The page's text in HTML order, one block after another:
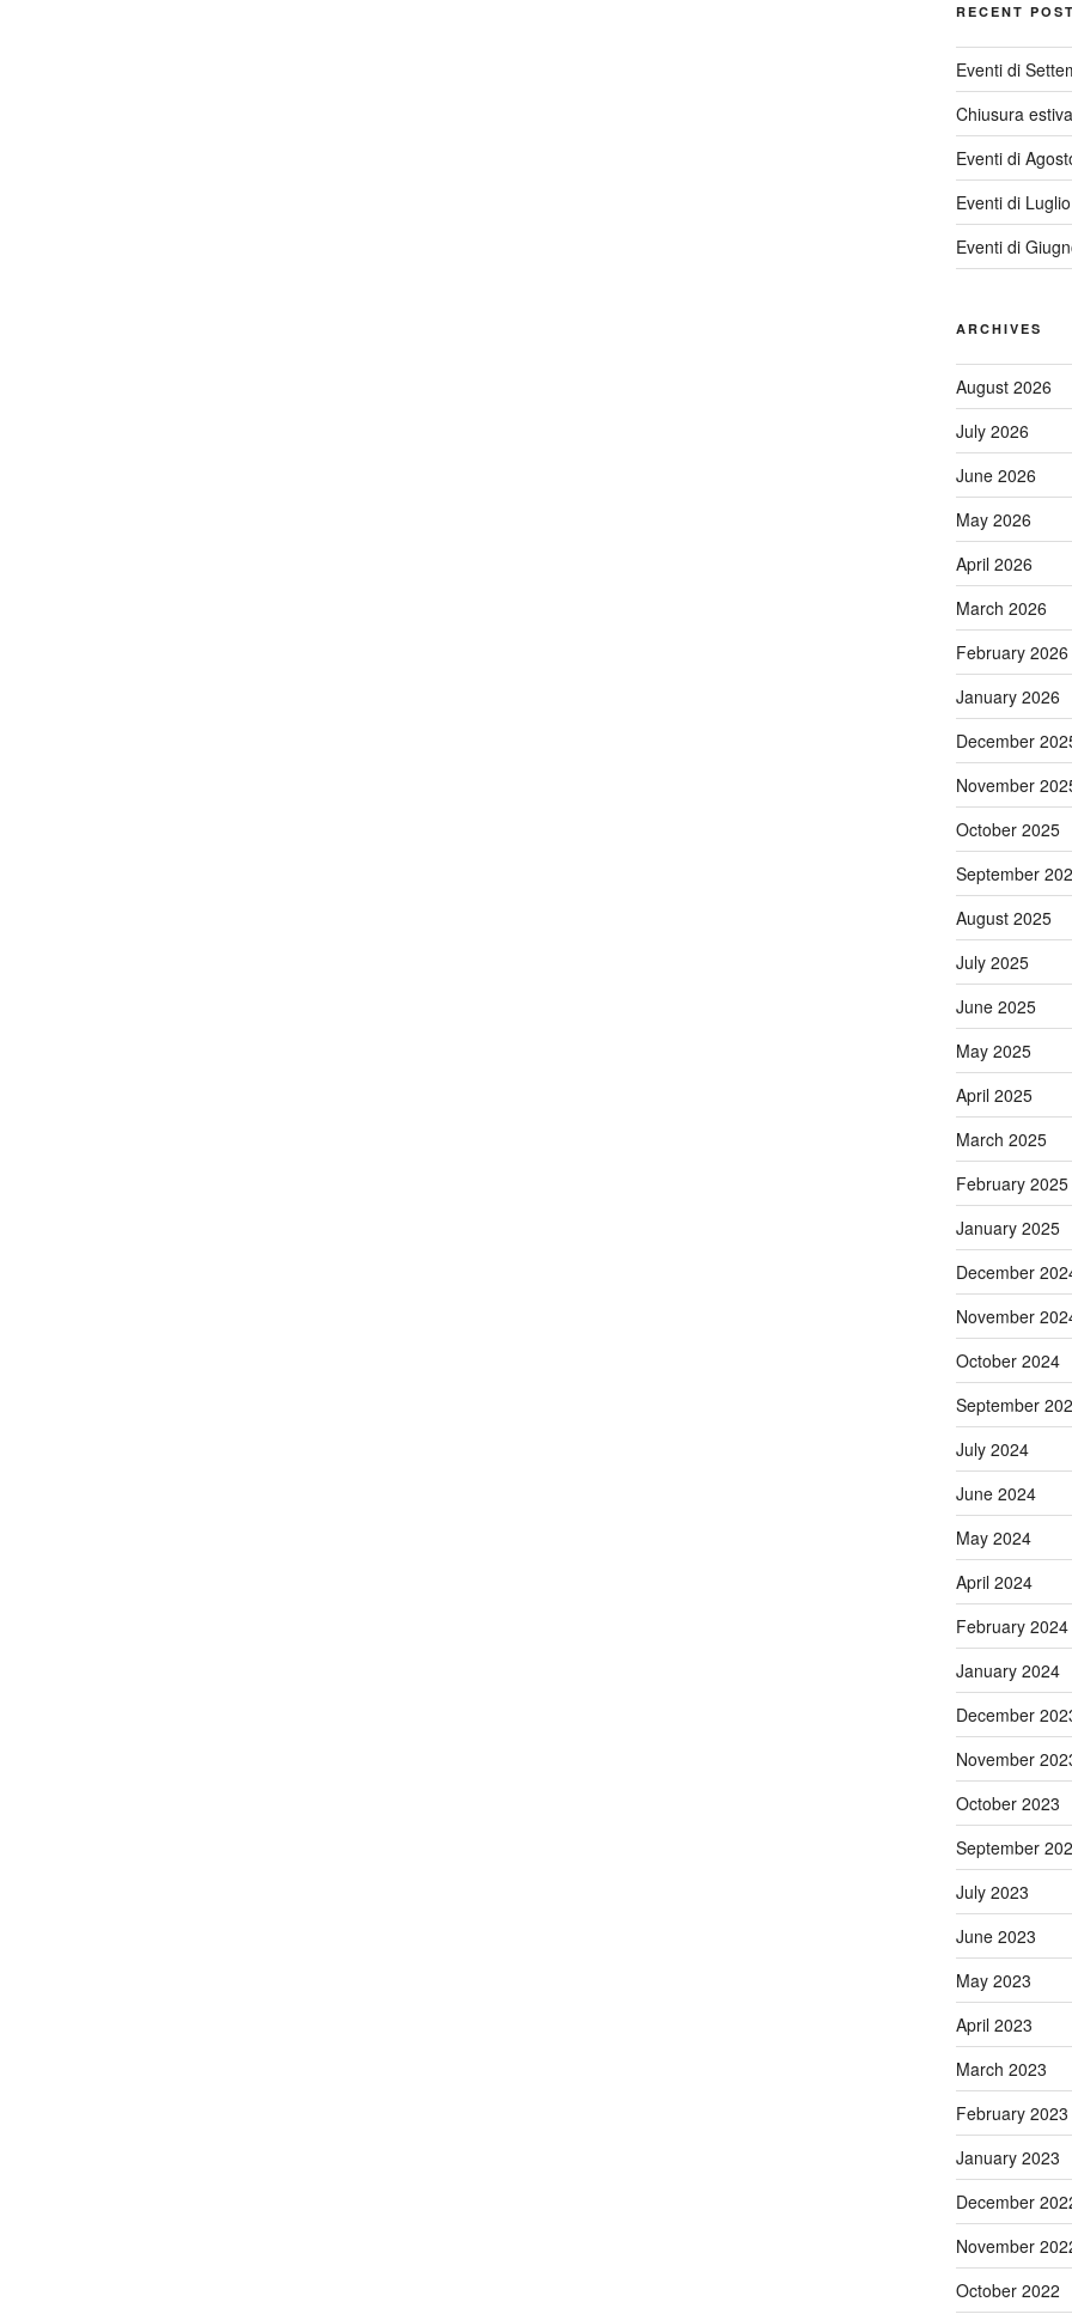
RECENT
Eventi di
Chiusura
Eventi di
Eventi di
Eventi di
ARCHIVES
August 2026
July 2026
June 2026
May 2026
April 2026
March 2026
February 2026
January 2026
December
November
October 2025
September
August 2025
July 2025
June 2025
May 2025
April 2025
March 2025
February 2025
January 2025
December
November
October 2024
September
July 2024
June 2024
May 2024
April 2024
February 2024
January 2024
December
November
October 2023
September
July 2023
June 2023
May 2023
April 2023
March 2023
February 2023
January 2023
December
November
October 2022